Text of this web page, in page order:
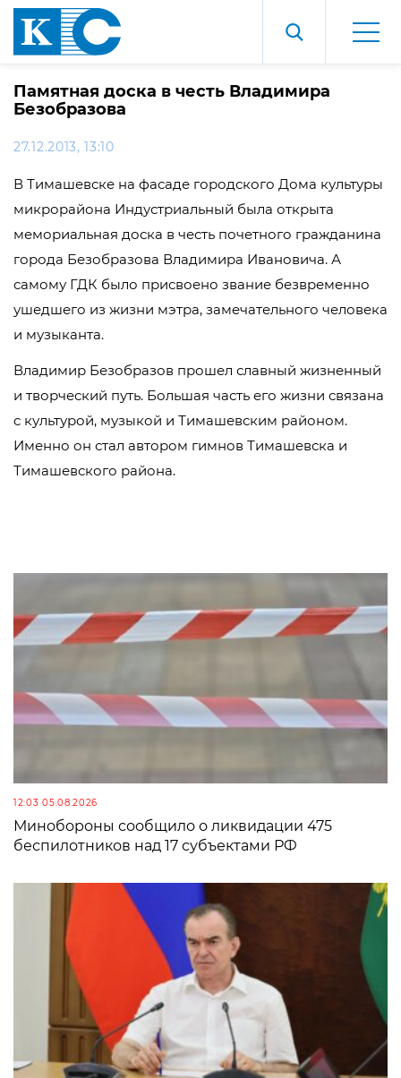
Памятная доска в честь Владимира
Безобразова
27.12.2013, 13:10
В Тимашевске на фасаде городского Дома культуры
микрорайона Индустриальный была открыта
мемориальная доска в честь почетного гражданина
города Безобразова Владимира Ивановича. А
самому ГДК было присвоено звание безвременно
ушедшего из жизни мэтра, замечательного человека
и музыканта.
Владимир Безобразов прошел славный жизненный
и творческий путь. Большая часть его жизни связана
с культурой, музыкой и Тимашевским районом.
Именно он стал автором гимнов Тимашевска и
Тимашевского района.
12:03 05.08.2026
Минобороны сообщило о ликвидации 475
беспилотников над 17 субъектами РФ